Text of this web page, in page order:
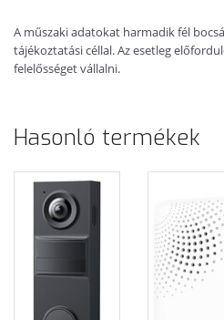
A műszaki adatokat harmadik fél
tájékoztatási céllal. Az esetleg
felelősséget vállalni.
Hasonló termékek